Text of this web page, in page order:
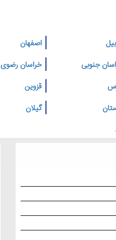
اصفهان
جنوبی خراسان رضوی
قزوین
گیلان